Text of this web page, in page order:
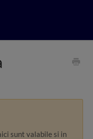
sunt valabile si in